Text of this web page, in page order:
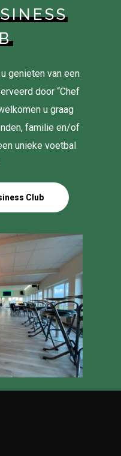
genieten van een
door “Chef
u graag
familie en/of
unieke voetbal
Club